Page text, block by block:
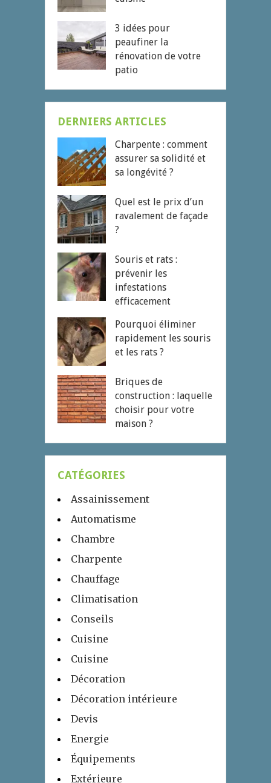
3 idées pour
peaufiner la
rénovation de votre
patio
DERNIERS ARTICLES
Charpente : comment
assurer sa solidité et
sa longévité ?
Quel est le prix d’un
ravalement de façade
?
Souris et rats :
prévenir les
infestations
efficacement
Pourquoi éliminer
rapidement les souris
et les rats ?
Briques de
construction : laquelle
choisir pour votre
maison ?
CATÉGORIES
Assainissement
Automatisme
Chambre
Charpente
Chauffage
Climatisation
Conseils
Cuisine
Cuisine
Décoration
Décoration intérieure
Devis
Energie
Équipements
Extérieure